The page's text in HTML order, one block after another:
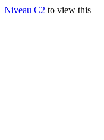
Niveau C2 to view this